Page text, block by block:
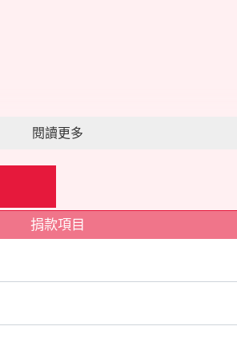
閱讀更多
捐款項目